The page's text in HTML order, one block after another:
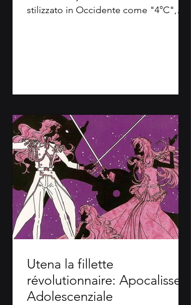
stilizzato in Occidente come "4°C",
Utena la fillette
révolutionnaire: Apocalisse
Adolescenziale